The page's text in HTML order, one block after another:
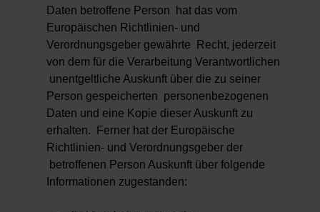
Daten betroffene Person hat das vom
Europäischen Richtlinien- und
Verordnungsgeber gewährte Recht, jederzeit
von dem für die Verarbeitung Verantwortlichen
unentgeltliche Auskunft über die zu seiner
Person gespeicherten personenbezogenen
Daten und eine Kopie dieser Auskunft zu
erhalten. Ferner hat der Europäische
Richtlinien- und Verordnungsgeber der
betroffenen Person Auskunft über folgende
Informationen zugestanden: